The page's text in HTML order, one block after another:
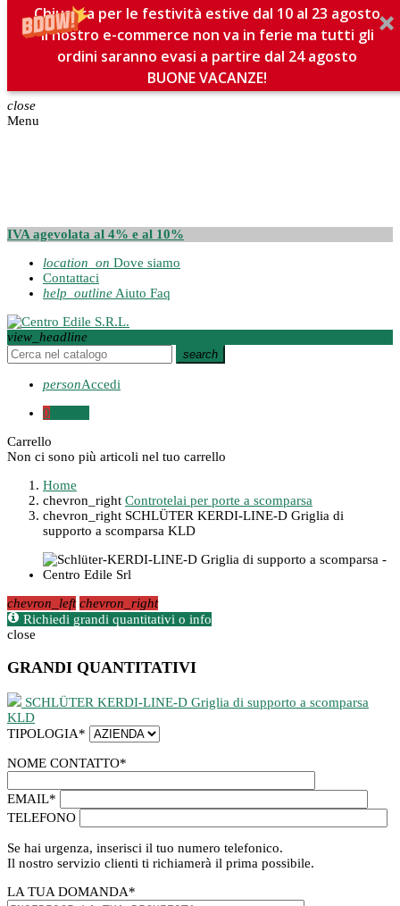
Chiusura per le festività estive dal 10 al 23 agosto
Il nostro e-commerce non va in ferie ma tutti gli
ordini saranno evasi a partire dal 24 agosto
BUONE VACANZE!
close
Menu
IVA agevolata al 4% e al 10%
location_on Dove siamo
Contattaci
help_outline Aiuto Faq
view_headline
search
personAccedi
0
Carrello
Non ci sono più articoli nel tuo carrello
Home
chevron_right Controtelai per porte a scomparsa
chevron_right SCHLÜTER KERDI-LINE-D Griglia di
supporto a scomparsa KLD
chevron_left chevron_right
Richiedi grandi quantitativi o info
close
GRANDI QUANTITATIVI
SCHLÜTER KERDI-LINE-D Griglia di supporto a scomparsa
KLD
TIPOLOGIA*
NOME CONTATTO*
EMAIL*
TELEFONO
Se hai urgenza, inserisci il tuo numero telefonico.
Il nostro servizio clienti ti richiamerà il prima possibile.
LA TUA DOMANDA*